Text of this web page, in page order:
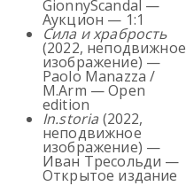
GionnyScandal —
Аукцион — 1:1
Сила и храбрость
(2022, неподвижное
изображение) —
Paolo Manazza /
M.Arm — Open
edition
In.storia (2022,
неподвижное
изображение) —
Иван Тресольди —
Открытое издание